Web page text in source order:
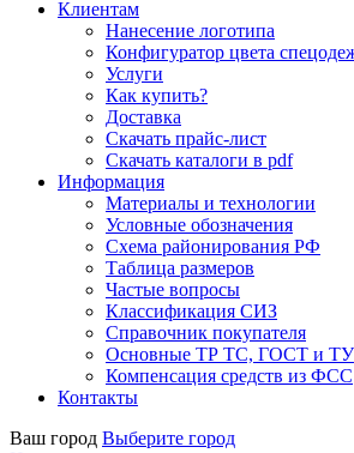
Клиентам
Нанесение логотипа
Конфигуратор цвета
Услуги
Как купить?
Доставка
Скачать прайс-лист
Скачать каталоги в pdf
Информация
Материалы и технологии
Условные обозначения
Схема районирования РФ
Таблица размеров
Частые вопросы
Классификация СИЗ
Справочник покупателя
Основные ТР ТС, ГОСТ и ТУ
Компенсация средств из ФСС
Контакты
Ваш город Выберите город